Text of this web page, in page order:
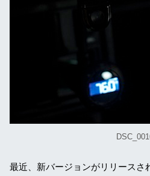
最近、新バージョンがリリースさ